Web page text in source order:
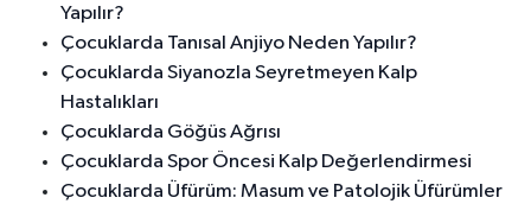
Yapılır?
Çocuklarda Tanısal Anjiyo Neden Yapılır?
Çocuklarda Siyanozla Seyretmeyen Kalp
Hastalıkları
Çocuklarda Göğüs Ağrısı
Çocuklarda Spor Öncesi Kalp Değerlendirmesi
Çocuklarda Üfürüm: Masum ve Patolojik Üfürümler